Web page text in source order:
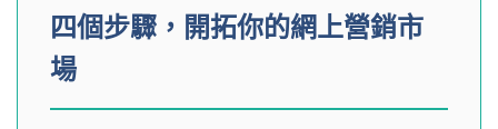
四個步驟，開拓你的網上營銷市
場